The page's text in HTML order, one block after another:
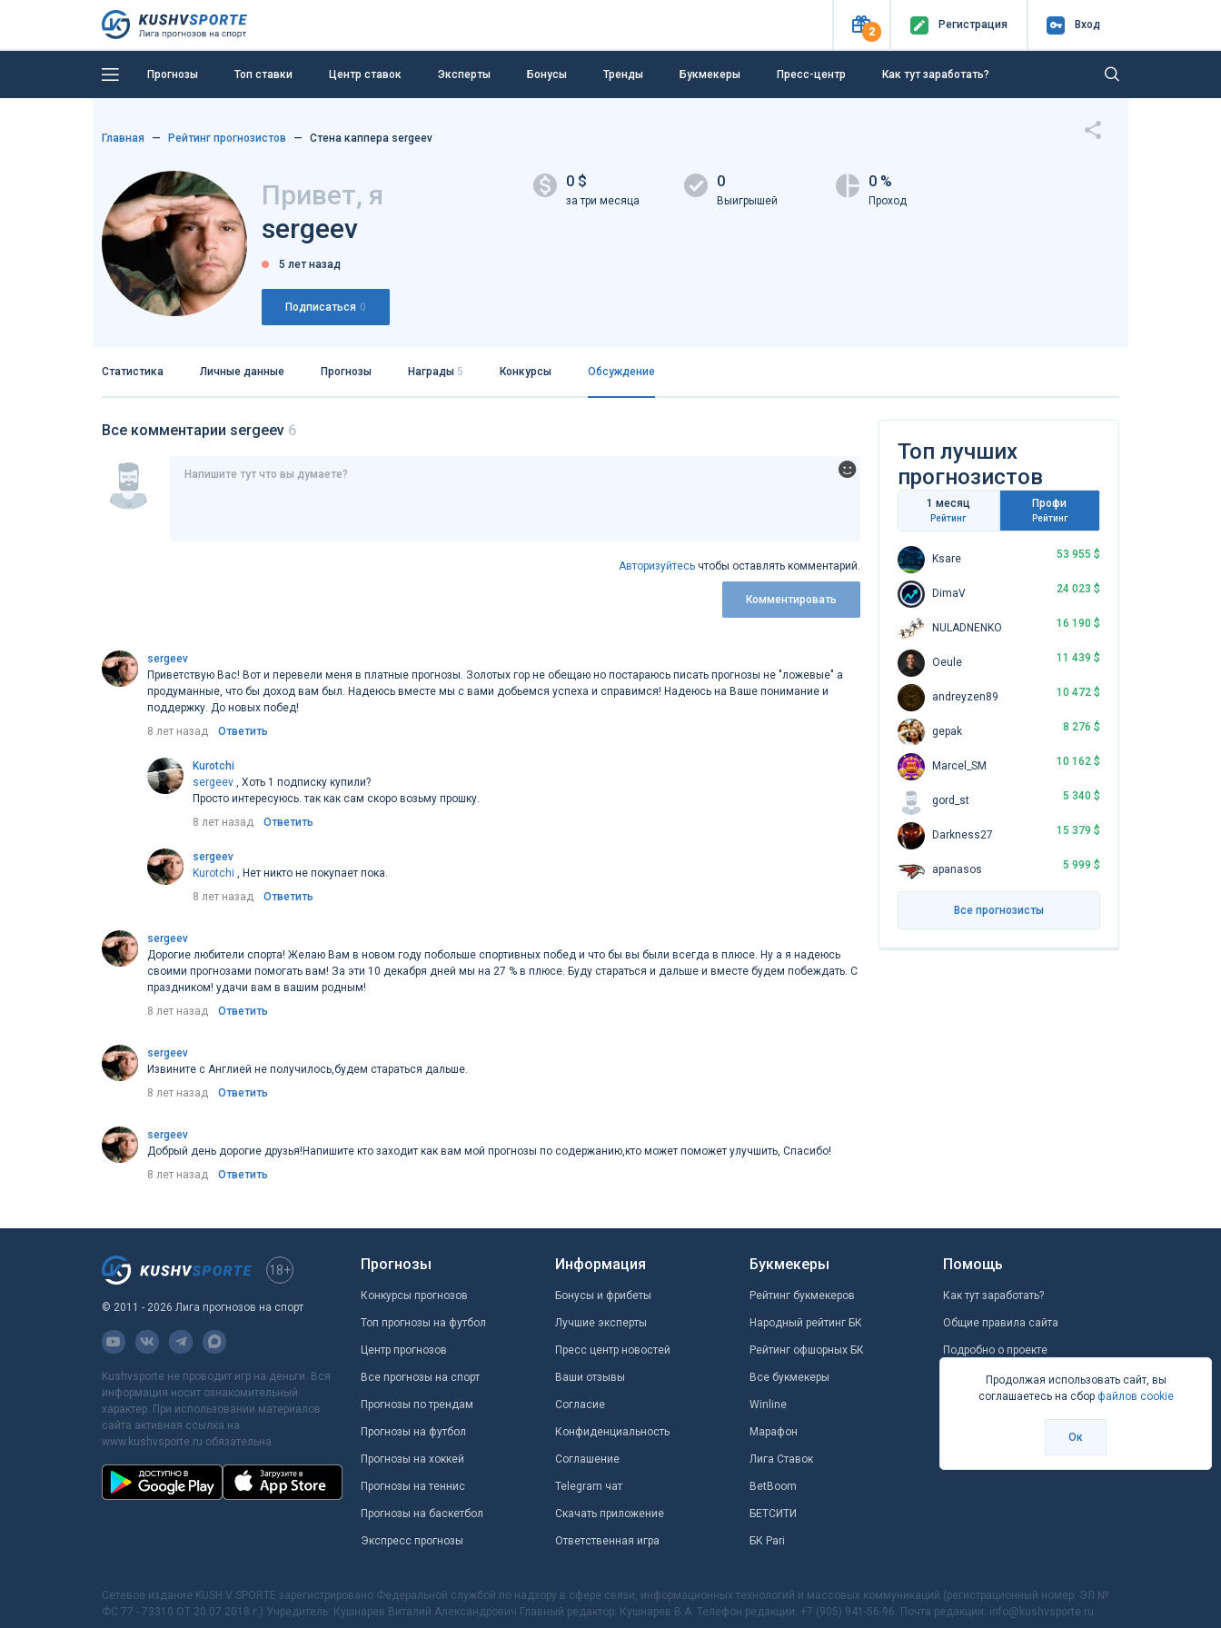
2
Регистрация Вход
Прогнозы Топ ставки Центр ставок Эксперты Бонусы Тренды Букмекеры Пресс-центр Как тут заработать?
Главная Рейтинг прогнозистов Стена каппера sergeev
Привет, я
sergeev
5 лет назад
Подписаться 0
0 $
за три месяца
0
Выигрышей
0 %
Проход
Статистика Личные данные Прогнозы Награды 5 Конкурсы Обсуждение
Все комментарии sergeev 6
Авторизуйтесь чтобы оставлять комментарий.
Комментировать
sergeev
Приветствую Вас! Вот и перевели меня в платные прогнозы. Золотых гор не обещаю но постараюсь писать прогнозы не "ложевые" а
продуманные, что бы доход вам был. Надеюсь вместе мы с вами добьемся успеха и справимся! Надеюсь на Ваше понимание и
поддержку. До новых побед!
8 лет назад
Ответить
Kurotchi
sergeev
, Хоть 1 подписку купили?
Просто интересуюсь. так как сам скоро возьму прошку.
8 лет назад
Ответить
sergeev
Kurotchi
, Нет никто не покупает пока.
8 лет назад
Ответить
sergeev
Дорогие любители спорта! Желаю Вам в новом году побольше спортивных побед и что бы вы были всегда в плюсе. Ну а я надеюсь
своими прогнозами помогать вам! За эти 10 декабря дней мы на 27 % в плюсе. Буду стараться и дальше и вместе будем побеждать. С
праздником! удачи вам в вашим родным!
8 лет назад
Ответить
sergeev
Извините с Англией не получилось,будем стараться дальше.
8 лет назад
Ответить
sergeev
Добрый день дорогие друзья!Напишите кто заходит как вам мой прогнозы по содержанию,кто может поможет улучшить, Спасибо!
8 лет назад
Ответить
Топ лучших
прогнозистов
1 месяц
Рейтинг
Профи
Рейтинг
Ksare 53 955 $
DimaV 24 023 $
NULADNENKO 16 190 $
Oeule 11 439 $
andreyzen89 10 472 $
gepak 8 276 $
Marcel_SM 10 162 $
gord_st 5 340 $
Darkness27 15 379 $
apanasos 5 999 $
Все прогнозисты
18+
© 2011 - 2026 Лига прогнозов на спорт
Kushvsporte не проводит игр на деньги. Вся
информация носит ознакомительный
характер. При использовании материалов
сайта активная ссылка на
www.kushvsporte.ru обязательна
Прогнозы
Конкурсы прогнозов
Топ прогнозы на футбол
Центр прогнозов
Все прогнозы на спорт
Прогнозы по трендам
Прогнозы на футбол
Прогнозы на хоккей
Прогнозы на теннис
Прогнозы на баскетбол
Экспресс прогнозы
Информация
Бонусы и фрибеты
Лучшие эксперты
Пресс центр новостей
Ваши отзывы
Согласие
Конфиденциальность
Соглашение
Telegram чат
Скачать приложение
Ответственная игра
Букмекеры
Рейтинг букмекеров
Народный рейтинг БК
Рейтинг офшорных БК
Все букмекеры
Winline
Марафон
Лига Ставок
BetBoom
БЕТСИТИ
БК Pari
Помощь
Как тут заработать?
Общие правила сайта
Подробно о проекте
Школа ставок
Сетевое издание KUSH V SPORTE зарегистрировано Федеральной службой по надзору в сфере связи, информационных технологий и массовых коммуникаций (регистрационный номер: ЭЛ №
ФС 77 - 73310 ОТ 20.07.2018 г.) Учредитель: Кушнарев Виталий Александрович Главный редактор: Кушнарев В.А. Телефон редакции: +7 (905) 941-56-96. Почта редакции: info@kushvsporte.ru.
Продолжая использовать сайт, вы
соглашаетесь на сбор файлов cookie
Ок